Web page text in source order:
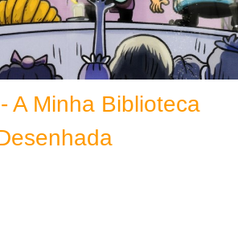
A Minha Biblioteca